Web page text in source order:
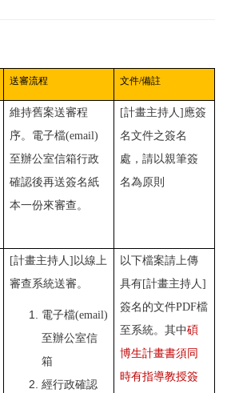
送審流程 文件/備註
維持舊案送審程
序。 電子檔(email)
至辦公室信箱行政
確認後再送簽名紙
本一份來審查。
[計畫主持人] 應簽
名文件之簽名
處，請以親筆簽
名為原則
[計畫主持人] 以線上
審查系統送審。
電子檔(email)
至辦公室信
箱
經行政確認
以下檔案請上傳
具有[計畫主持人]
簽名的文件PDF檔
至系統。其中碩
博生計畫書須同
時有指導教授簽